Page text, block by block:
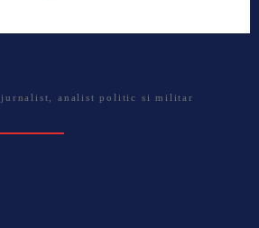
jurnalist, analist politic si militar